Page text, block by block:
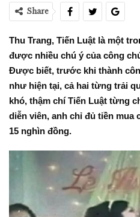
Share
Thu Trang, Tiến Luật là một
được nhiều chú ý của công
Được biết, trước khi thành
như hiện tại, cả hai từng trải
khó, thậm chí Tiến Luật từng
diễn viên, anh chỉ đủ tiền mua
15 nghìn đồng.